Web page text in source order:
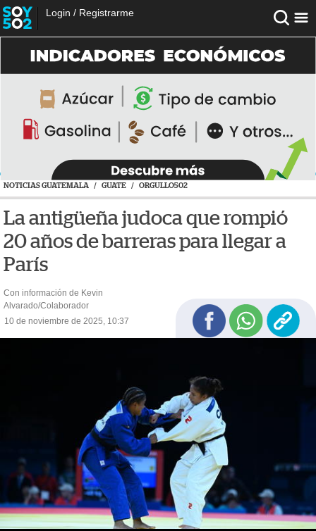
Login / Registrarme
NOTICIAS GUATEMALA / GUATE / ORGULLO502
La antigüeña judoca que rompió
20 años de barreras para llegar a
París
Con información de Kevin
Alvarado/Colaborador
10 de noviembre de 2025, 10:37